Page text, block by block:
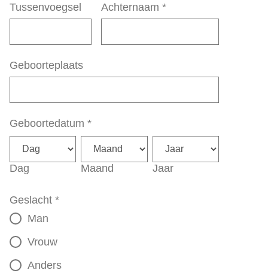
Tussenvoegsel Achternaam *
Geboorteplaats
Geboortedatum *
Dag Maand Jaar
Geslacht *
Man
Vrouw
Anders